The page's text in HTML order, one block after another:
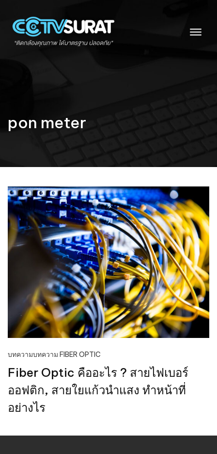
content
pon meter
บทความบทความ FIBER OPTIC
Fiber Optic คืออะไร ? สายไฟเบอร์
ออฟติก, สายใยแก้วนําแสง ทำหน้าที่
อย่างไร